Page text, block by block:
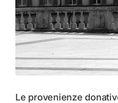
Le provenienze